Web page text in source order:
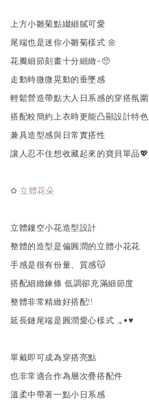
上方小雛菊點綴細膩可愛
尾端也是迷你小雛菊樣式 🌼
花瓣細節刻畫十分細緻~🥺
走動時微微晃動的垂墜感
輕鬆營造帶點大人日系感的穿搭氛圍
搭配較簡約上衣時更能凸顯設計特色
兼具造型感與日常實搭性
讓人忍不住想收藏起來的寶貝單品💖
✿ 立體花朵
立體鏤空小花造型設計
整體的造型是偏圓潤的立體小花花
手感是很有份量、質感😽
搭配細緻鍊條 低調卻充滿細節度
整體非常精緻好搭配!!
延長鏈尾端是圓潤愛心樣式 .｡•♥
單戴即可成為穿搭亮點
也非常適合作為層次疊搭配件
溫柔中帶著一點小日系感